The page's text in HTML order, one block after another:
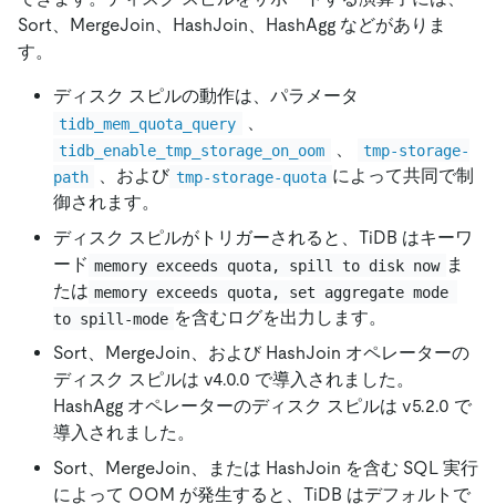
Sort、MergeJoin、HashJoin、HashAgg などがありま
す。
ディスク スピルの動作は、パラメータ
tidb_mem_quota_query 、
tidb_enable_tmp_storage_on_oom 、
tmp-storage-
path
、および tmp-storage-quota によって共同で制
御されます。
ディスク スピルがトリガーされると、TiDB はキーワ
ード memory exceeds quota, spill to disk now ま
たは memory exceeds quota, set aggregate mode
to spill-mode を含むログを出力します。
Sort、MergeJoin、および HashJoin オペレーターの
ディスク スピルは v4.0.0 で導入されました。
HashAgg オペレーターのディスク スピルは v5.2.0 で
導入されました。
Sort、MergeJoin、または HashJoin を含む SQL 実行
によって OOM が発生すると、TiDB はデフォルトで